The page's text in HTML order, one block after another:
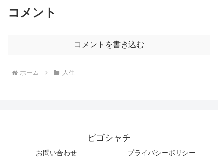
コメント
コメントを書き込む
ホーム 人生
ピゴシャチ
お問い合わせ プライバシーポリシー